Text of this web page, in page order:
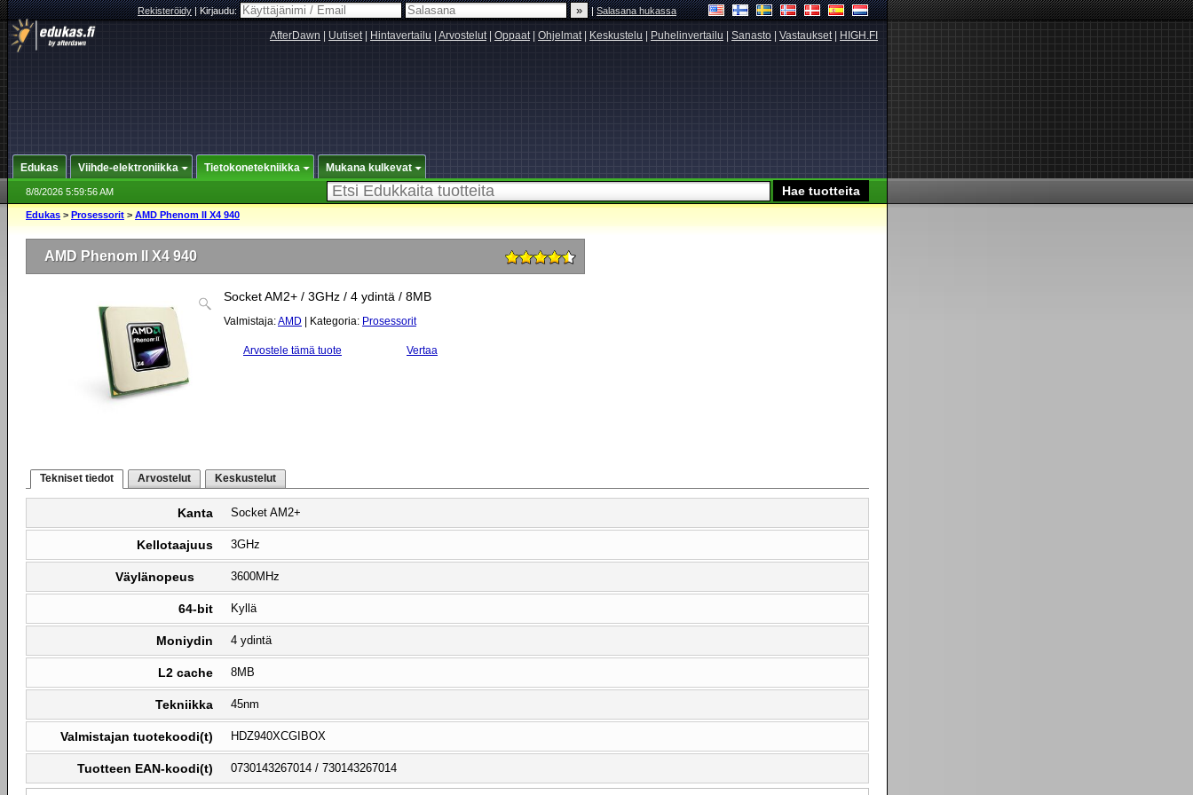
Rekisteröidy|Kirjaudu: |Salasana hukassa
AfterDawn Uutiset| Hintavertailu Arvostelut| Oppaat| Ohjelmat| Keskustelu Puhelinvertailu Sanasto Vastaukset| HIGH.FI
Edukas Viihde-elektroniikka Tietokonetekniikka Mukana kulkevat
8/8/2026 5:59:56 AM
Edukas > Prosessorit > AMD Phenom II X4 940
AMD Phenom II X4 940
Socket AM2+ / 3GHz / 4 ydintä / 8MB
Valmistaja:AMD | Kategoria: Prosessorit
Arvostele tämä tuote Vertaa
Tekniset tiedot Arvostelut Keskustelut
Kanta Socket AM2+
Kellotaajuus 3GHz
Väylänopeus 3600MHz
64-bit Kyllä
Moniydin 4 ydintä
L2 cache 8MB
Tekniikka 45nm
Valmistajan tuotekoodi(t) HDZ940XCGIBOX
Tuotteen EAN-koodi(t) 0730143267014 / 730143267014